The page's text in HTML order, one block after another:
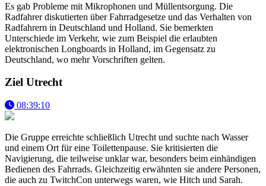
Es gab Probleme mit Mikrophonen und Müllentsorgung. Die
Radfahrer diskutierten über Fahrradgesetze und das Verhalten von
Radfahrern in Deutschland und Holland. Sie bemerkten
Unterschiede im Verkehr, wie zum Beispiel die erlaubten
elektronischen Longboards in Holland, im Gegensatz zu
Deutschland, wo mehr Vorschriften gelten.
Ziel Utrecht
08:39:10
Die Gruppe erreichte schließlich Utrecht und suchte nach Wasser
und einem Ort für eine Toilettenpause. Sie kritisierten die
Navigierung, die teilweise unklar war, besonders beim einhändigen
Bedienen des Fahrrads. Gleichzeitig erwähnten sie andere Personen,
die auch zu TwitchCon unterwegs waren, wie Hitch und Sarah.